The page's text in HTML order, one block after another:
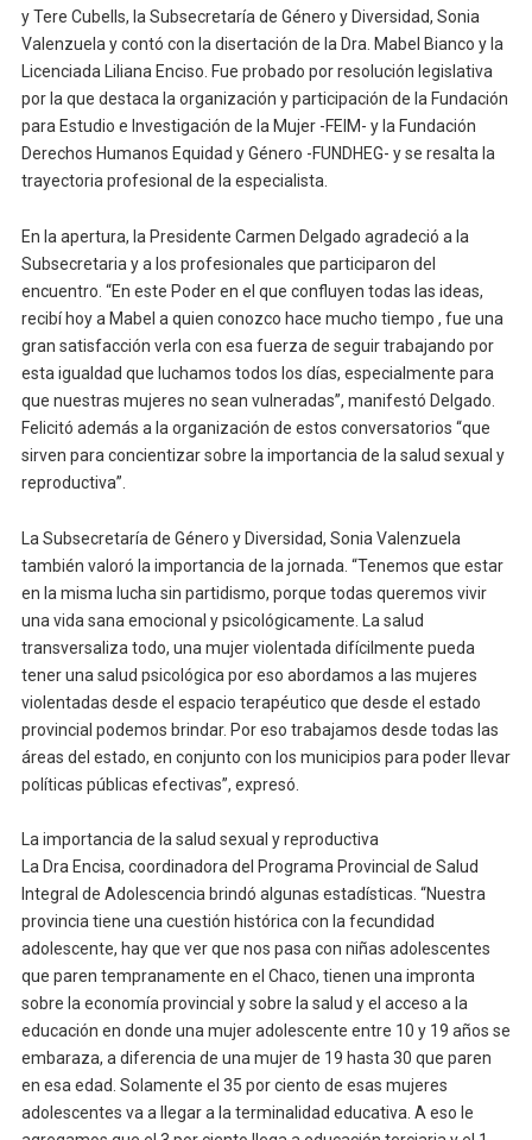
y Tere Cubells, la Subsecretaría de Género y Diversidad, Sonia
Valenzuela y contó con la disertación de la Dra. Mabel Bianco y la
Licenciada Liliana Enciso. Fue probado por resolución legislativa
por la que destaca la organización y participación de la Fundación
para Estudio e Investigación de la Mujer -FEIM- y la Fundación
Derechos Humanos Equidad y Género -FUNDHEG- y se resalta la
trayectoria profesional de la especialista.
En la apertura, la Presidente Carmen Delgado agradeció a la
Subsecretaria y a los profesionales que participaron del
encuentro. “En este Poder en el que confluyen todas las ideas,
recibí hoy a Mabel a quien conozco hace mucho tiempo , fue una
gran satisfacción verla con esa fuerza de seguir trabajando por
esta igualdad que luchamos todos los días, especialmente para
que nuestras mujeres no sean vulneradas”, manifestó Delgado.
Felicitó además a la organización de estos conversatorios “que
sirven para concientizar sobre la importancia de la salud sexual y
reproductiva”.
La Subsecretaría de Género y Diversidad, Sonia Valenzuela
también valoró la importancia de la jornada. “Tenemos que estar
en la misma lucha sin partidismo, porque todas queremos vivir
una vida sana emocional y psicológicamente. La salud
transversaliza todo, una mujer violentada difícilmente pueda
tener una salud psicológica por eso abordamos a las mujeres
violentadas desde el espacio terapéutico que desde el estado
provincial podemos brindar. Por eso trabajamos desde todas las
áreas del estado, en conjunto con los municipios para poder llevar
políticas públicas efectivas”, expresó.
La importancia de la salud sexual y reproductiva
La Dra Encisa, coordinadora del Programa Provincial de Salud
Integral de Adolescencia brindó algunas estadísticas. “Nuestra
provincia tiene una cuestión histórica con la fecundidad
adolescente, hay que ver que nos pasa con niñas adolescentes
que paren tempranamente en el Chaco, tienen una impronta
sobre la economía provincial y sobre la salud y el acceso a la
educación en donde una mujer adolescente entre 10 y 19 años se
embaraza, a diferencia de una mujer de 19 hasta 30 que paren
en esa edad. Solamente el 35 por ciento de esas mujeres
adolescentes va a llegar a la terminalidad educativa. A eso le